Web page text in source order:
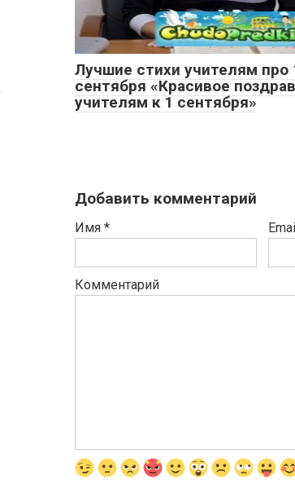
Лучшие стихи учителям про
сентября «Красивое
учителям к 1 сентября»
Добавить комментарий
Имя *
Комментарий